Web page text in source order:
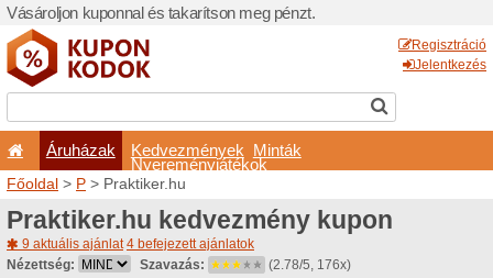
Vásároljon kuponnal és